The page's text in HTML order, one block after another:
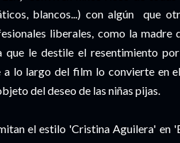
blancos...) con algún que
liberales, como la madre
que le destile el resentimiento
a lo largo del film lo convierte en
del deseo de las niñas pijas.
el estilo 'Cristina Aguilera' en